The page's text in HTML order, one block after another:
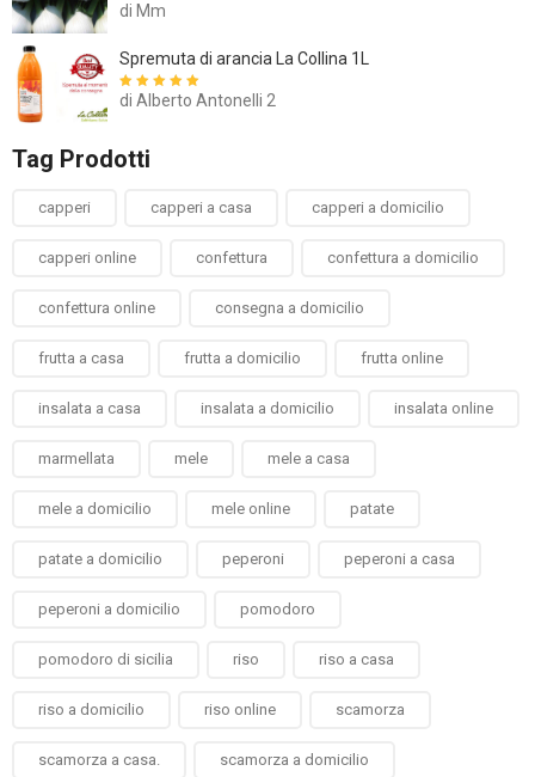
Valutato
di Mm
Spremuta di arancia La Collina 1L
Valutato5su
di Alberto Antonelli 2
Tag Prodotti
capperi capperi a casa capperi a domicilio
capperi online confettura confettura a domicilio
confettura online consegna a domicilio
frutta a casa frutta a domicilio frutta online
insalata a casa insalata a domicilio insalata online
marmellata mele mele a casa
mele a domicilio mele online patate
patate a domicilio peperoni peperoni a casa
peperoni a domicilio pomodoro
pomodoro di sicilia riso riso a casa
riso a domicilio riso online scamorza
scamorza a casa. scamorza a domicilio